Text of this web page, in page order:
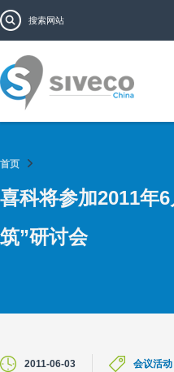
搜索表单
首页
喜科将参加2011年
筑”研讨会
2011-06-03 会议活动